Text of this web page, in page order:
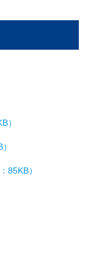
）
85KB）